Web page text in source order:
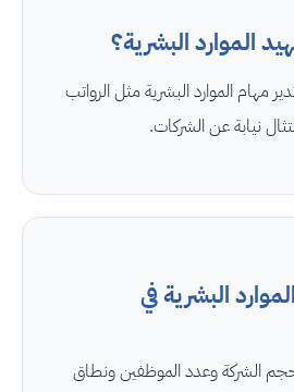
الموارد البشرية؟
الموارد البشرية مثل الرواتب
نيابة عن الشركات.
البشرية في
الشركة وعدد الموظفين ونطاق